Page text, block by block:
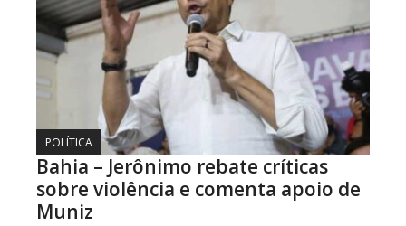
POLÍTICA
Bahia – Jerônimo rebate críticas
sobre violência e comenta apoio de
Muniz